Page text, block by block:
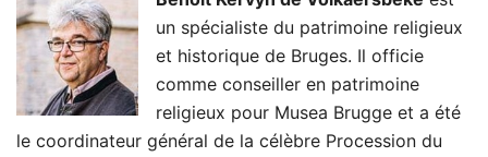
un spécialiste du patrimoine religieux
et historique de Bruges. Il officie
comme conseiller en patrimoine
religieux pour Musea Brugge et a été
le coordinateur général de la célèbre Procession du